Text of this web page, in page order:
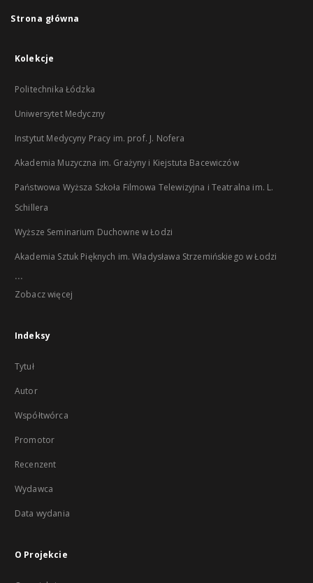
Strona główna
Kolekcje
Politechnika Łódzka
Uniwersytet Medyczny
Instytut Medycyny Pracy im. prof. J. Nofera
Akademia Muzyczna im. Grażyny i Kiejstuta Bacewiczów
Państwowa Wyższa Szkoła Filmowa Telewizyjna i Teatralna im. L.
Schillera
Wyższe Seminarium Duchowne w Łodzi
Akademia Sztuk Pięknych im. Władysława Strzemińskiego w Łodzi
...
Zobacz więcej
Indeksy
Tytuł
Autor
Współtwórca
Promotor
Recenzent
Wydawca
Data wydania
O Projekcie